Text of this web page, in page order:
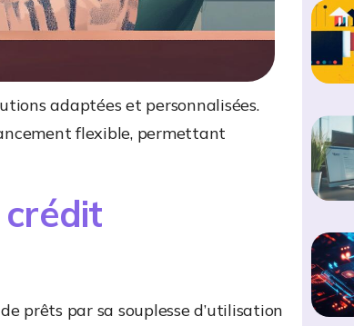
adaptées et personnalisées.
flexible, permettant
prêts par sa souplesse d’utilisation